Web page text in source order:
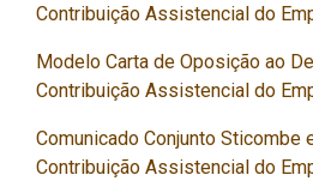
Contribuição Assistencial do
Modelo Carta de Oposição ao
Contribuição Assistencial do
Comunicado Conjunto Sticombe
Contribuição Assistencial do